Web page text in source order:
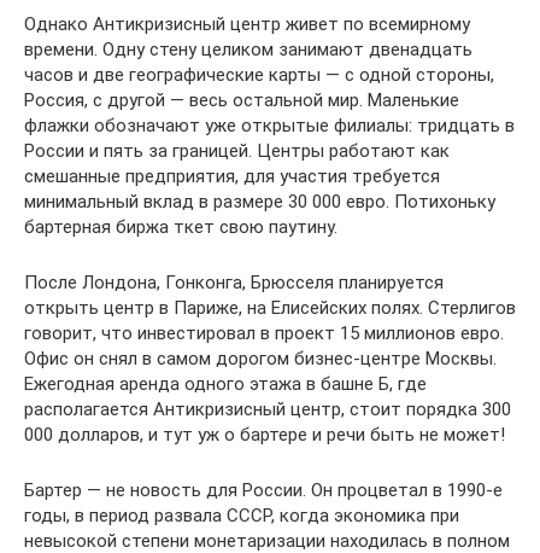
Однако Антикризисный центр живет по всемирному
времени. Одну стену целиком занимают двенадцать
часов и две географические карты — с одной стороны,
Россия, с другой — весь остальной мир. Маленькие
флажки обозначают уже открытые филиалы: тридцать в
России и пять за границей. Центры работают как
смешанные предприятия, для участия требуется
минимальный вклад в размере 30 000 евро. Потихоньку
бартерная биржа ткет свою паутину.
После Лондона, Гонконга, Брюсселя планируется
открыть центр в Париже, на Елисейских полях. Стерлигов
говорит, что инвестировал в проект 15 миллионов евро.
Офис он снял в самом дорогом бизнес-центре Москвы.
Ежегодная аренда одного этажа в башне Б, где
располагается Антикризисный центр, стоит порядка 300
000 долларов, и тут уж о бартере и речи быть не может!
Бартер — не новость для России. Он процветал в 1990-е
годы, в период развала СССР, когда экономика при
невысокой степени монетаризации находилась в полном